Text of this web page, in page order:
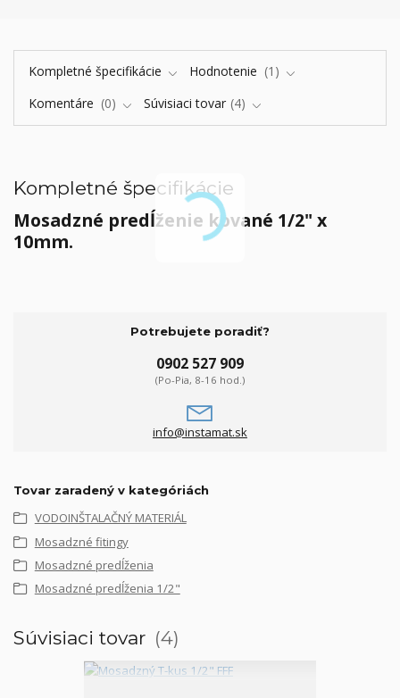
Kompletné špecifikácie Hodnotenie
1
Komentáre
0 Súvisiaci tovar 4
Kompletné špecifikácie
Mosadzné predĺženie kované 1/2" x
10mm.
Potrebujete poradiť?
0902 527 909
(Po-Pia, 8-16 hod.)
info@instamat.sk
Tovar zaradený v kategóriách
VODOINŠTALAČNÝ MATERIÁL
Mosadzné fitingy
Mosadzné predĺženia
Mosadzné predĺženia 1/2"
Súvisiaci tovar 4